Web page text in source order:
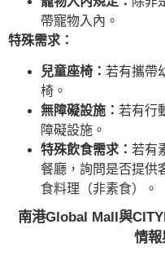
帶寵物入內。
特殊需求：
兒童座椅： 若有攜帶
椅。
無障礙設施： 若有行
障礙設施。
特殊飲食需求： 若有
餐廳，詢問是否提供
食料理（非素食）。
南港Global Mall與
情報